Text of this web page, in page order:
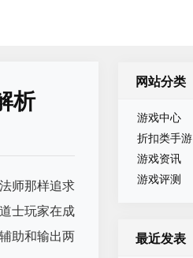
析
师那样追求
士玩家在成
助和输出两
网站分类
游戏中心
折扣类手游
游戏资讯
游戏评测
最近发表